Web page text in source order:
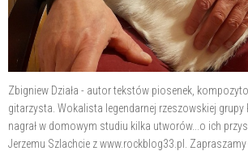
Zbigniew Działa - autor tekstów piosenek,
gitarzysta. Wokalista legendarnej rzeszowskiej
nagrał w domowym studiu kilka utworów...o ich
Jerzemu Szlachcie z www.rockblog33.pl.